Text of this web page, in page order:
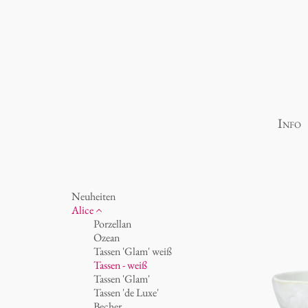
Info
Neuheiten
Alice
Porzellan
Ozean
Tassen 'Glam' weiß
Tassen - weiß
Tassen 'Glam'
Tassen 'de Luxe'